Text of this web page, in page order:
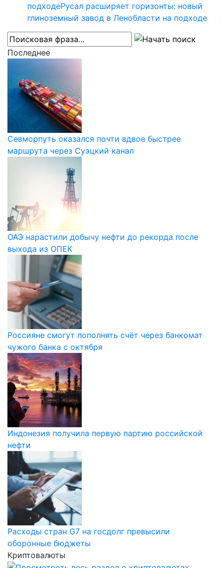
подходеРусал расширяет горизонты: новый
глиноземный завод в Ленобласти на подходе
Последнее
Севморпуть оказался почти вдвое быстрее
маршрута через Суэцкий канал
ОАЭ нарастили добычу нефти до рекорда после
выхода из ОПЕК
Россияне смогут пополнять счёт через банкомат
чужого банка с октября
Индонезия получила первую партию российской
нефти
Расходы стран G7 на госдолг превысили
оборонные бюджеты
Криптовалюты